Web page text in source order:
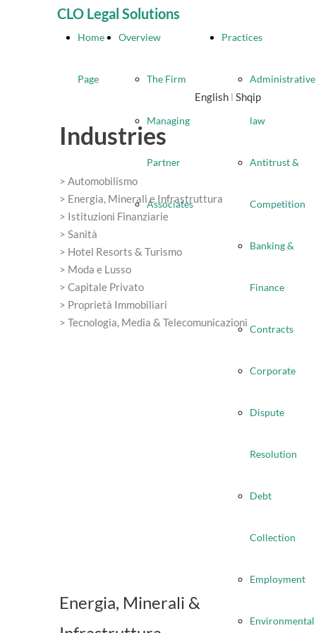
CLO Legal Solutions
Home
Page
Overview
The Firm
Managing
Partner
Associates
Practices
Administrative
law
Antitrust &
Competition
Banking &
Finance
Contracts
Corporate
Dispute
Resolution
Debt
Collection
Employment
Environmental
English l Shqip
Industries
> Automobilismo
> Energia, Minerali e Infrastruttura
> Istituzioni Finanziarie
> Sanità
> Hotel Resorts & Turismo
> Moda e Lusso
> Capitale Privato
> Proprietà Immobiliari
> Tecnologia, Media & Telecomunicazioni
Energia, Minerali &